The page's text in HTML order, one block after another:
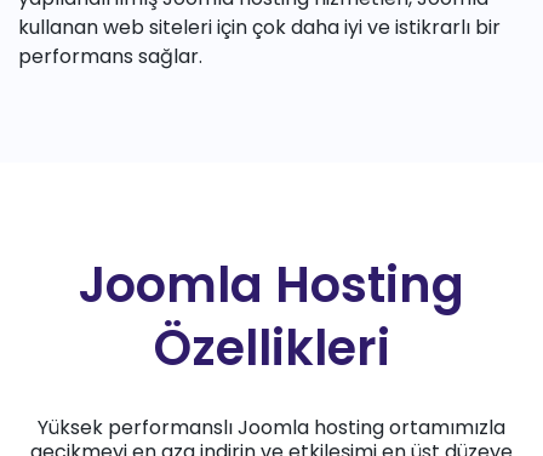
kullanan web siteleri için çok daha iyi ve istikrarlı bir
performans sağlar.
Joomla Hosting
Özellikleri
Yüksek performanslı Joomla hosting ortamımızla